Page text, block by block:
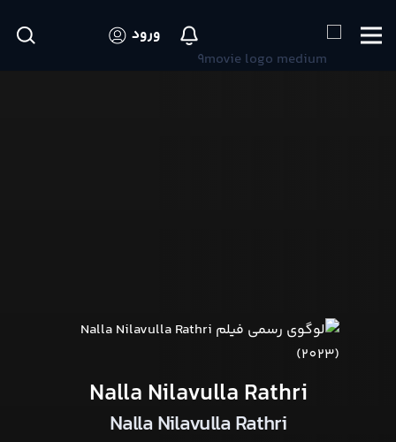
ورود
Nalla Nilavulla Rathri
Nalla Nilavulla Rathri